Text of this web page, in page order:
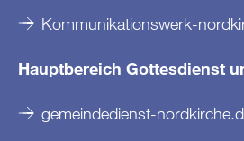
Kommunikationswerk-
Hauptbereich Gottesdienst
gemeindedienst-